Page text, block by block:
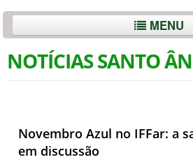
MENU
NOTÍCIAS SANTO
Novembro Azul no IFFar: a
em discussão